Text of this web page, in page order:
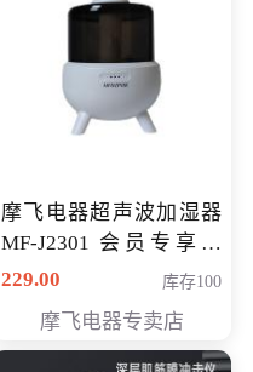
摩飞电器超声波加湿器
MF-J2301 会员专享价
168元
229.00 库存100
摩飞电器专卖店